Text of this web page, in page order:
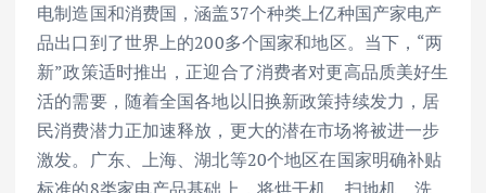
电制造国和消费国，涵盖37个种类上亿种国产家电产
品出口到了世界上的200多个国家和地区。当下，“两
新”政策适时推出，正迎合了消费者对更高品质美好生
活的需要，随着全国各地以旧换新政策持续发力，居
民消费潜力正加速释放，更大的潜在市场将被进一步
激发。广东、上海、湖北等20个地区在国家明确补贴